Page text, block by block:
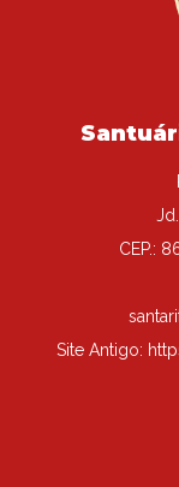
CEP.:
Site Antigo: